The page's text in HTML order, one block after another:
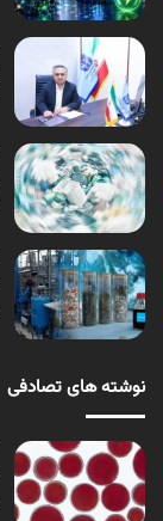
نوشته های تصادفی